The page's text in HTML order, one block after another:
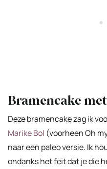
Bramencake
Deze bramencake zag ik
Marike Bol (voorheen Oh
naar een paleo versie. Ik
ondanks het feit dat je die